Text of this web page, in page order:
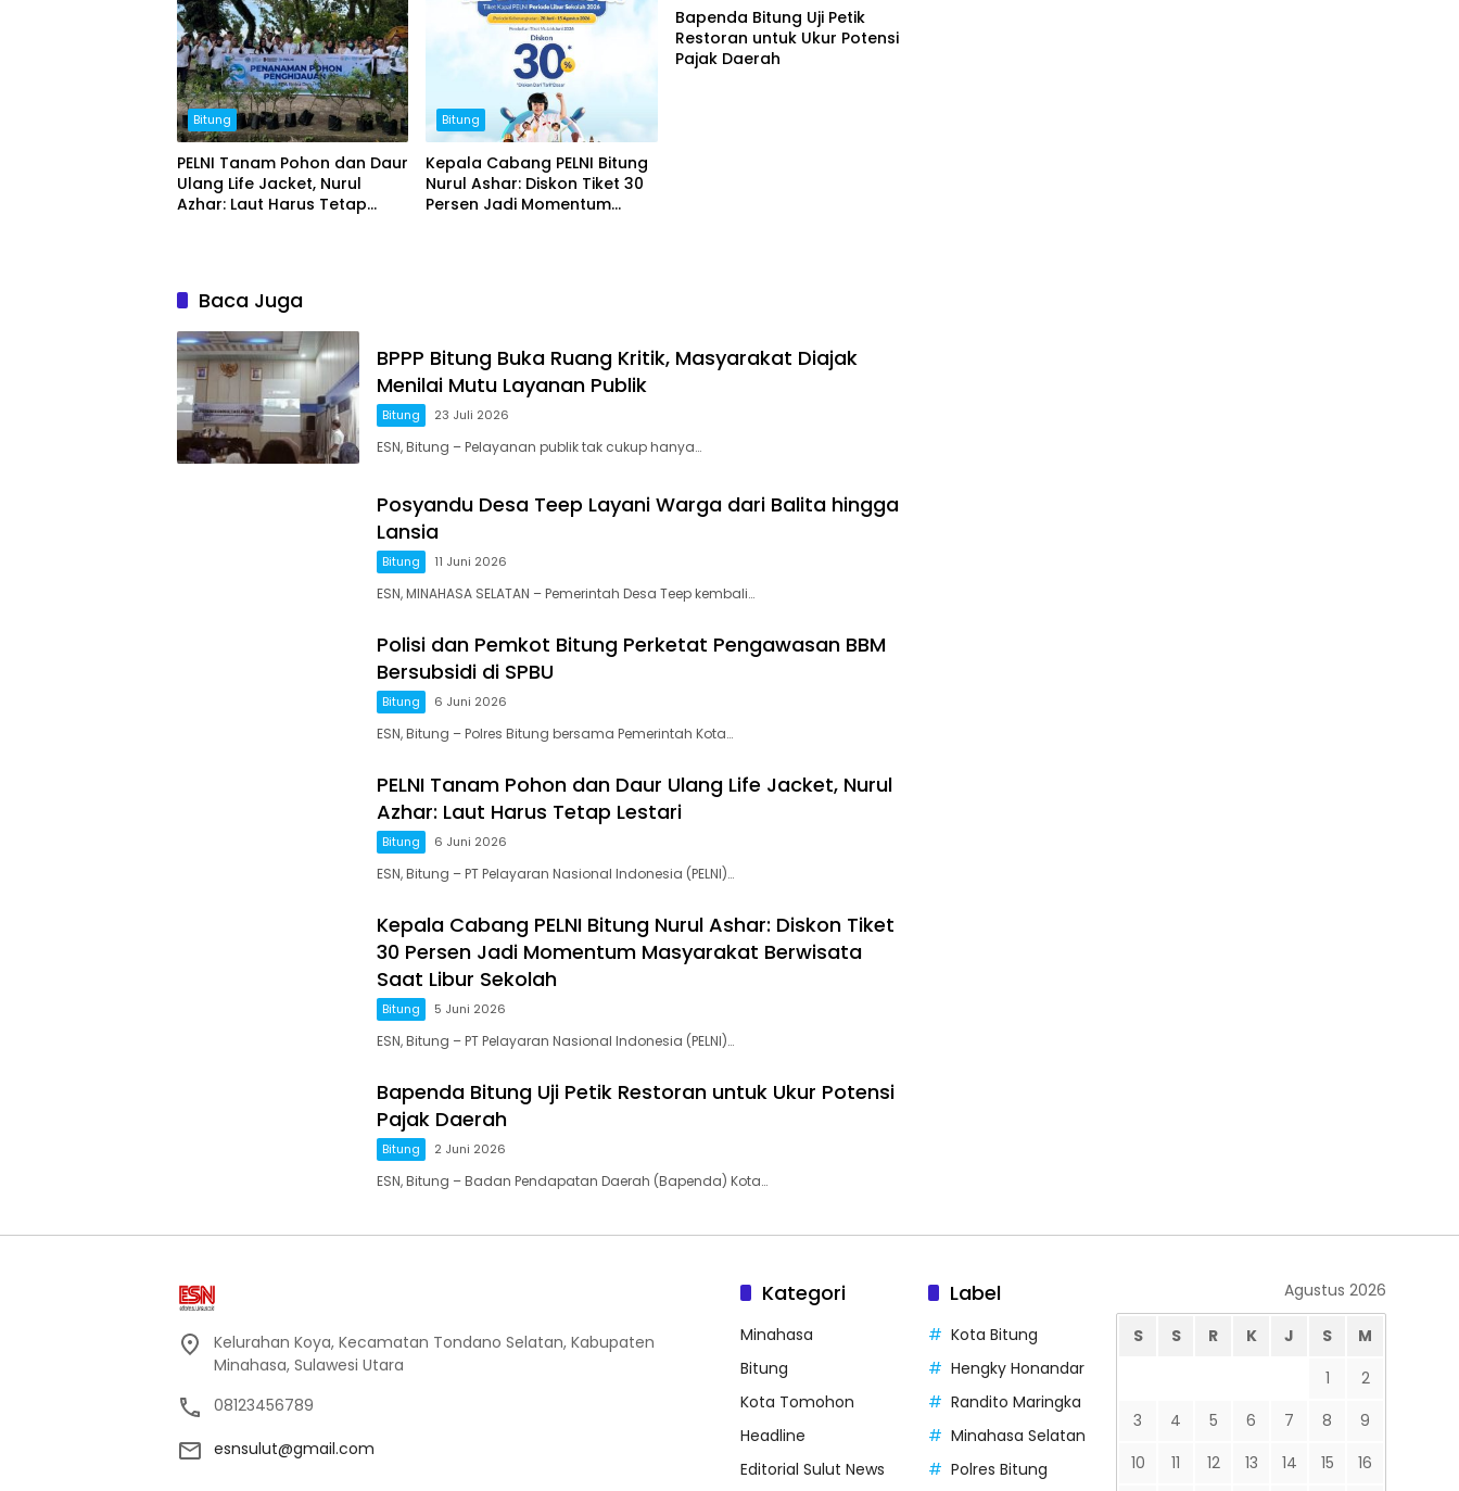
Bitung
PELNI Tanam Pohon dan Daur
Ulang Life Jacket, Nurul
Azhar: Laut Harus Tetap
Bitung
Kepala Cabang PELNI Bitung
Nurul Ashar: Diskon Tiket 30
Persen Jadi Momentum
Bapenda Bitung Uji Petik
Restoran untuk Ukur Potensi
Pajak Daerah
Baca Juga
BPPP Bitung Buka Ruang Kritik, Masyarakat Diajak
Menilai Mutu Layanan Publik
Bitung 23 Juli 2026
ESN, Bitung – Pelayanan publik tak cukup hanya…
Posyandu Desa Teep Layani Warga dari Balita hingga
Lansia
Bitung 11 Juni 2026
ESN, MINAHASA SELATAN – Pemerintah Desa Teep kembali…
Polisi dan Pemkot Bitung Perketat Pengawasan BBM
Bersubsidi di SPBU
Bitung 6 Juni 2026
ESN, Bitung – Polres Bitung bersama Pemerintah Kota…
PELNI Tanam Pohon dan Daur Ulang Life Jacket, Nurul
Azhar: Laut Harus Tetap Lestari
Bitung 6 Juni 2026
ESN, Bitung – PT Pelayaran Nasional Indonesia (PELNI)…
Kepala Cabang PELNI Bitung Nurul Ashar: Diskon Tiket
30 Persen Jadi Momentum Masyarakat Berwisata
Saat Libur Sekolah
Bitung 5 Juni 2026
ESN, Bitung – PT Pelayaran Nasional Indonesia (PELNI)…
Bapenda Bitung Uji Petik Restoran untuk Ukur Potensi
Pajak Daerah
Bitung 2 Juni 2026
ESN, Bitung – Badan Pendapatan Daerah (Bapenda) Kota…
Kelurahan Koya, Kecamatan Tondano Selatan, Kabupaten
Minahasa, Sulawesi Utara
08123456789
esnsulut@gmail.com
Kategori
Minahasa
Bitung
Kota Tomohon
Headline
Editorial Sulut News
Label
Kota Bitung
Hengky Honandar
Randito Maringka
Minahasa Selatan
Polres Bitung
Agustus 2026
S S R K J S
M
1
2
3
4 5 6 7 8
9
10
11 12 13 14 15 16